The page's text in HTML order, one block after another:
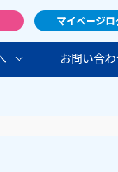
マイページロ
お問い合わ